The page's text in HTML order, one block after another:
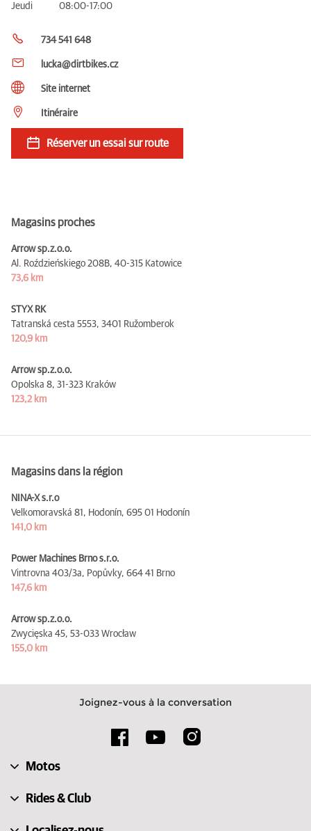
Jeudi
08:00-17:00
734 541 648
lucka@dirtbikes.cz
Site internet
Itinéraire
Réserver un essai sur route
Magasins proches
Arrow sp.z.o.o.
Al. Roździeńskiego 208B, 40-315 Katowice
73,6 km
STYX RK
Tatranská cesta 5553, 3401 Ružomberok
120,9 km
Arrow sp.z.o.o.
Opolska 8, 31-323 Kraków
123,2 km
Magasins dans la région
NINA-X s.r.o
Velkomoravská 81, Hodonín, 695 01 Hodonín
141,0 km
Power Machines Brno s.r.o.
Vintrovna 403/3a, Popůvky, 664 41 Brno
147,6 km
Arrow sp.z.o.o.
Zwycięska 45, 53-033 Wrocław
155,0 km
Joignez-vous à la conversation
Motos
Rides & Club